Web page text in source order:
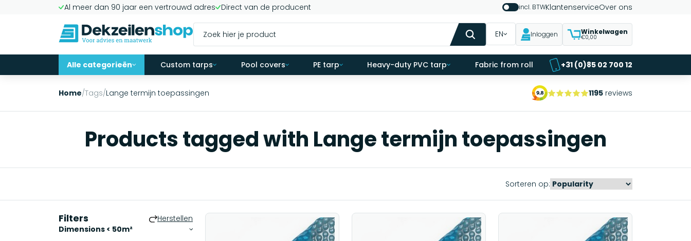
Al meer dan 90 jaar een vertrouwd adres Direct van de producent incl. BTWKlantenserviceOver ons
EN Inloggen Winkelwagen
€0,00
Alle categorieën Custom tarps Pool covers PE tarp Heavy-duty PVC tarp Fabric from roll +31 (0)85 02 700 12
Home/Tags/Lange termijn toepassingen 1195 reviews
Products tagged with Lange termijn toepassingen
Sorteren op:
Filters
Herstellen
Dimensions < 50m²